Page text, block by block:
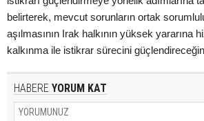
belirterek, mevcut sorunların ortak
aşılmasının Irak halkının yüksek yararına
kalkınma ile istikrar sürecini
HABERE YORUM KAT